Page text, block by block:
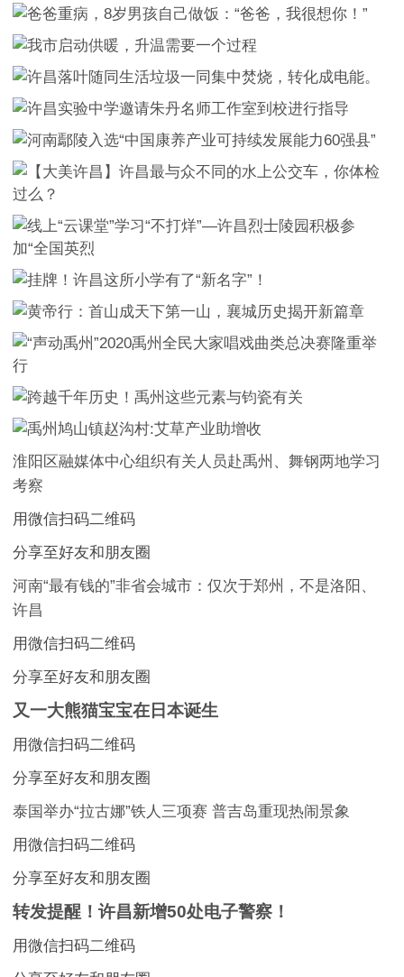
淮阳区融媒体中心组织有关人员赴禹州、舞钢两地学习
考察
用微信扫码二维码
分享至好友和朋友圈
河南“最有钱的”非省会城市：仅次于郑州，不是洛阳、
许昌
用微信扫码二维码
分享至好友和朋友圈
又一大熊猫宝宝在日本诞生
用微信扫码二维码
分享至好友和朋友圈
泰国举办“拉古娜”铁人三项赛 普吉岛重现热闹景象
用微信扫码二维码
分享至好友和朋友圈
转发提醒！许昌新增50处电子警察！
用微信扫码二维码